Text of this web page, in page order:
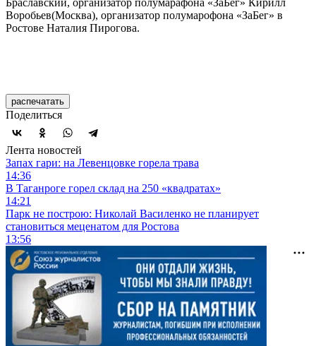
Воробьев(Москва), организатор полумарофона «ЗаБег» в
Ростове Наталия Пирогова.
распечатать
Поделиться
Лента новостей
Запах гари: на Левенцовке горела трава
14:36
В Таганроге горел склад на 250 «квадратах»
14:21
Парк не построю: Николай Василенко не планирует
становиться меценатом для Ростова
13:56